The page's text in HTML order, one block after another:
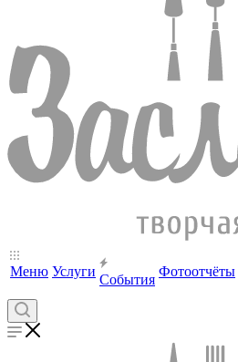
Меню Услуги
События
Фотоотчёты